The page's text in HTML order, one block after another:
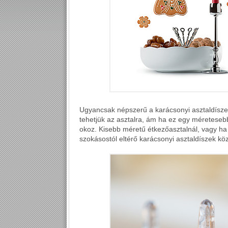
Ugyancsak népszerű a karácsonyi
tehetjük az asztalra, ám ha ez egy
okoz. Kisebb méretű étkezőasztalnál, vagy
szokásostól eltérő karácsonyi asztaldíszek